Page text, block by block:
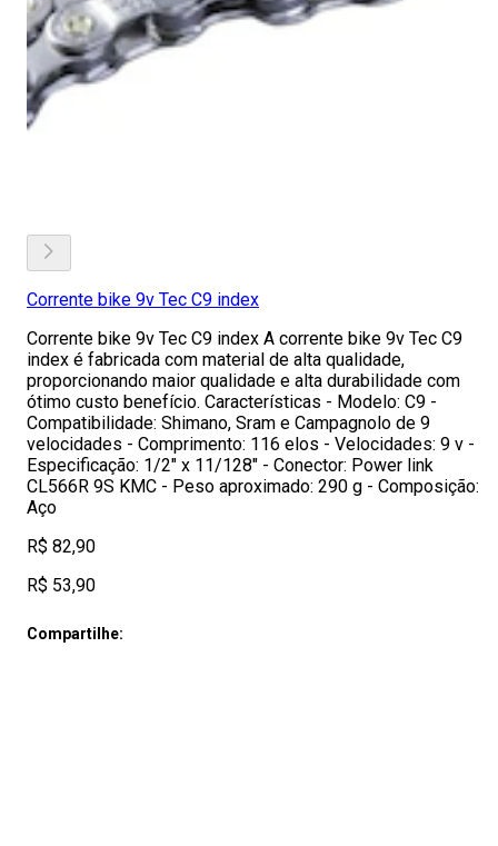
Corrente bike 9v Tec C9 index
Corrente bike 9v Tec C9 index A corrente bike 9v Tec C9
index é fabricada com material de alta qualidade,
proporcionando maior qualidade e alta durabilidade com
ótimo custo benefício. Características - Modelo: C9 -
Compatibilidade: Shimano, Sram e Campagnolo de 9
velocidades - Comprimento: 116 elos - Velocidades: 9 v -
Especificação: 1/2" x 11/128" - Conector: Power link
CL566R 9S KMC - Peso aproximado: 290 g - Composição:
Aço
R$ 82,90
R$ 53,90
Compartilhe: